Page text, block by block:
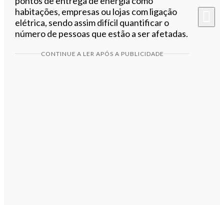
habitações, empresas ou lojas com ligação
elétrica, sendo assim difícil quantificar o
número de pessoas que estão a ser afetadas.
CONTINUE A LER APÓS A PUBLICIDADE